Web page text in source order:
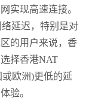
实现高速连接。
延迟，特别是对
的用户来说，香
择香港NAT
欧洲)更低的延
验。